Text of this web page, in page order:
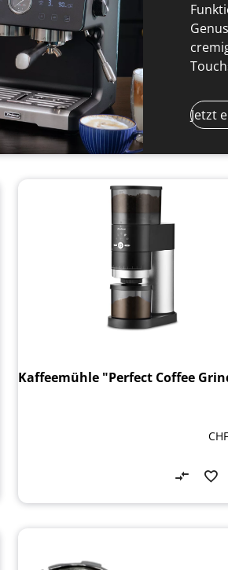
Jetzt
Kaffeemühle "Perfect Coffee
CHF